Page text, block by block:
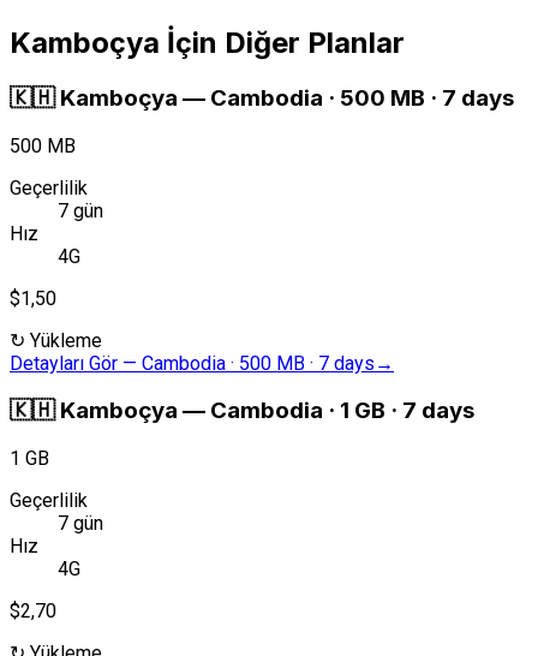
Kamboçya İçin Diğer Planlar
🇰🇭 Kamboçya — Cambodia · 500 MB · 7 days
500 MB
Geçerlilik
7 gün
Hız
4G
$1,50
↻ Yükleme
Detayları Gör — Cambodia · 500 MB · 7 days →
🇰🇭 Kamboçya — Cambodia · 1 GB · 7 days
1 GB
Geçerlilik
7 gün
Hız
4G
$2,70